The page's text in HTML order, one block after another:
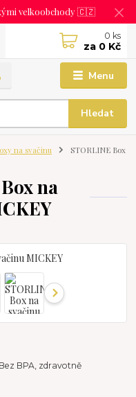
velkoobchody 🇨🇿
Menu
Hledat
0 ks
za 0 Kč
na svačinu
STORLINE Box
na
BPA, zdravotně